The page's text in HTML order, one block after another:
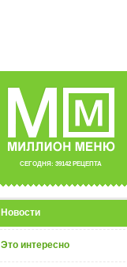
СЕГОДНЯ: 39142 РЕЦЕПТА
Новости
Это интересно